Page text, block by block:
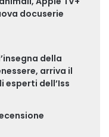
docuserie
della
arriva il
esperti dell’Iss